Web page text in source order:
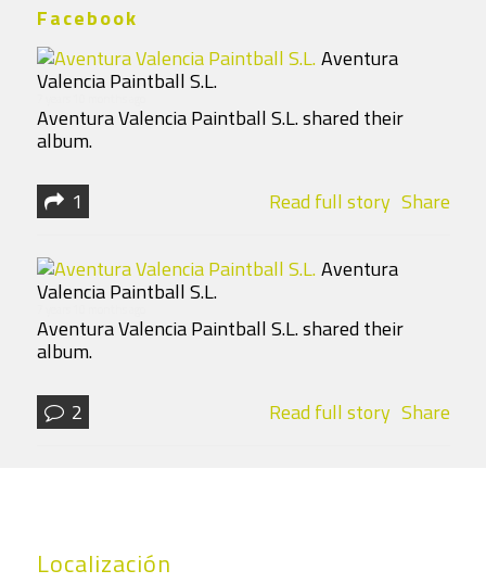
Facebook
Aventura
Valencia Paintball S.L.
Aventura Valencia Paintball S.L. shared their
album.
1 Read full story Share
Aventura
Valencia Paintball S.L.
Aventura Valencia Paintball S.L. shared their
album.
2 Read full story Share
Localización